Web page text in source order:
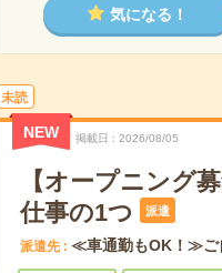
気になる！
未読
NEW 掲載日 2026/08/05
【オープニング
仕事の1つ
派遣
派遣先 ≪車通勤もOK！≫ご